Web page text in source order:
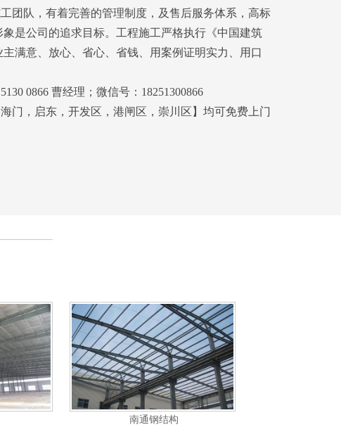
团队，有着完善的管理制度，及售后服务体系，高标
是公司的追求目标。工程施工严格执行《中国建筑
满意、放心、省心、省钱、用案例证明实力、用口
0866 曹经理；微信号：18251300866
门，启东，开发区，港闸区，崇川区】均可免费上门
南通钢结构